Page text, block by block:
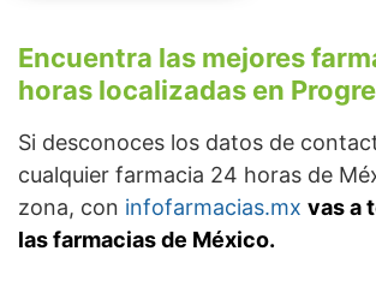
Encuentra las mejores
horas localizadas en
Si desconoces los datos de
cualquier farmacia 24 horas de
zona, con infofarmacias.mx vas a
las farmacias de México.